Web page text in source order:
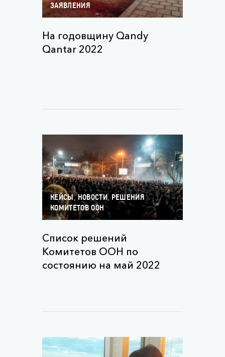
ЗАЯВЛЕНИЯ
На годовщину Qandy
Qantar 2022
КЕЙСЫ,НОВОСТИ, РЕШЕНИЯ
КОМИТЕТОВ ООН
Список решений
Комитетов ООН по
состоянию на май 2022